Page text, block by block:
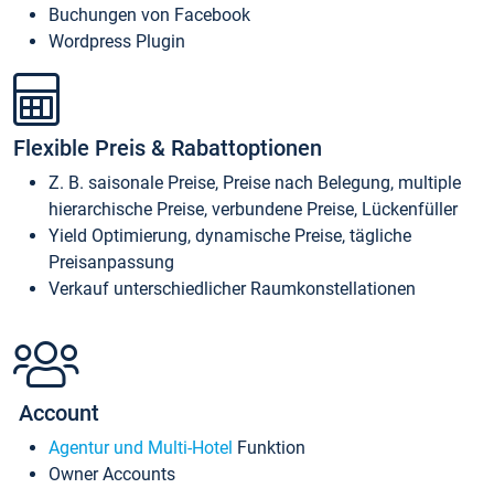
Buchungen von Facebook
Wordpress Plugin
Flexible Preis & Rabattoptionen
Z. B. saisonale Preise, Preise nach Belegung, multiple
hierarchische Preise, verbundene Preise, Lückenfüller
Yield Optimierung, dynamische Preise, tägliche
Preisanpassung
Verkauf unterschiedlicher Raumkonstellationen
Account
Agentur und Multi-Hotel Funktion
Owner Accounts